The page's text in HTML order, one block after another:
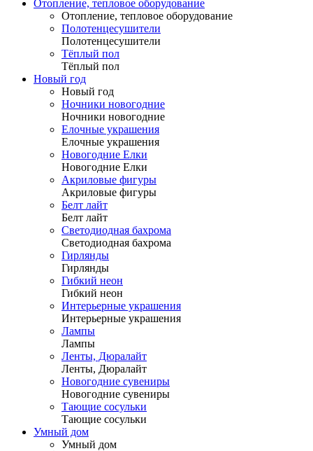
Отопление, тепловое оборудование
Отопление, тепловое оборудование
Полотенцесушители
Полотенцесушители
Тёплый пол
Тёплый пол
Новый год
Новый год
Ночники новогодние
Ночники новогодние
Елочные украшения
Елочные украшения
Новогодние Елки
Новогодние Елки
Акриловые фигуры
Акриловые фигуры
Белт лайт
Белт лайт
Светодиодная бахрома
Светодиодная бахрома
Гирлянды
Гирлянды
Гибкий неон
Гибкий неон
Интерьерные украшения
Интерьерные украшения
Лампы
Лампы
Ленты, Дюралайт
Ленты, Дюралайт
Новогодние сувениры
Новогодние сувениры
Тающие сосульки
Тающие сосульки
Умный дом
Умный дом